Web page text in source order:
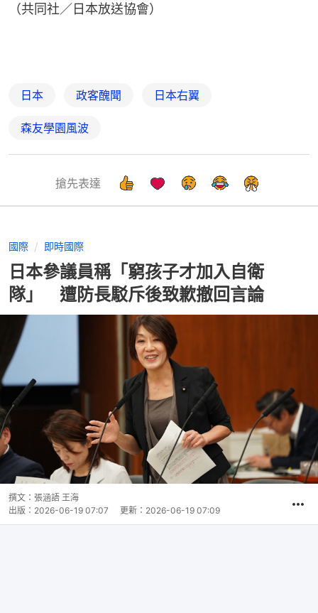
（共同社／日本放送協會）
日本 政客醜聞 日本右翼
森友學園風波
搶先表達
國際 即時國際
日本參議員稱「窮孩子才加入自衛
隊」 遭防長駁斥後致歉撤回言論
撰文： 張涵語 王海
出版： 2026-06-19 07:07 更新： 2026-06-19 07:09